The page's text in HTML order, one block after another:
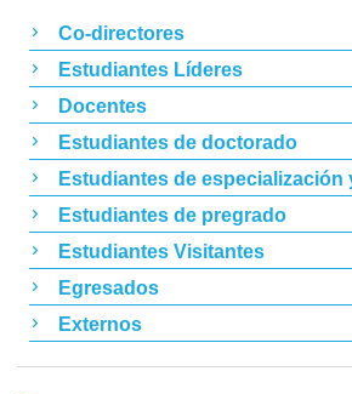
Co-directores
Estudiantes Líderes
Docentes
Estudiantes de doctorado
Estudiantes de especialización
Estudiantes de pregrado
Estudiantes Visitantes
Egresados
Externos